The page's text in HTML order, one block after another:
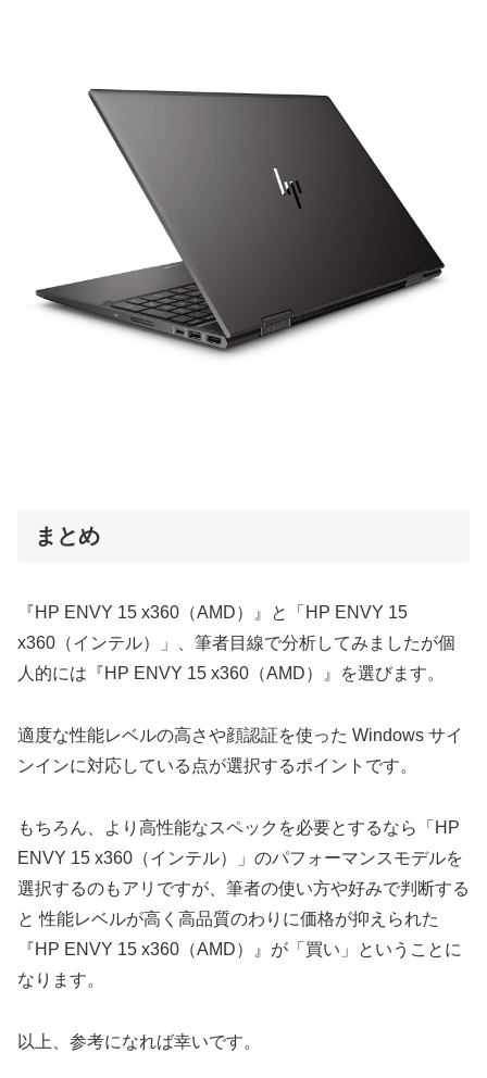
まとめ
『HP ENVY 15 x360（AMD）』と「HP ENVY 15
x360（インテル）」、筆者目線で分析してみましたが個
人的には『HP ENVY 15 x360（AMD）』を選びます。
適度な性能レベルの高さや顔認証を使った Windows サイ
ンインに対応している点が選択するポイントです。
もちろん、より高性能なスペックを必要とするなら「HP
ENVY 15 x360（インテル）」のパフォーマンスモデルを
選択するのもアリですが、筆者の使い方や好みで判断する
と 性能レベルが高く高品質のわりに価格が抑えられた
『HP ENVY 15 x360（AMD）』が「買い」ということに
なります。
以上、参考になれば幸いです。